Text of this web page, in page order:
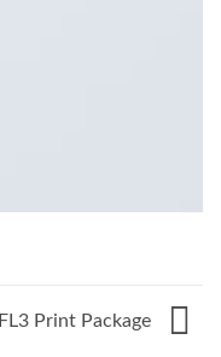
FL3 Print Package